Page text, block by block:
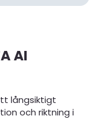
AI
långsiktigt
och riktning i